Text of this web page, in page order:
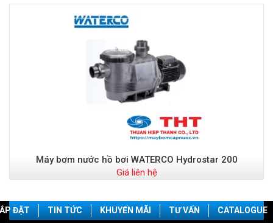
Máy bơm nước hồ bơi WATERCO Hydrostar 200
Giá liên hệ
ĐẶT TIN TỨC KHUYẾN MÃI TƯ VẤN CATALOGUE